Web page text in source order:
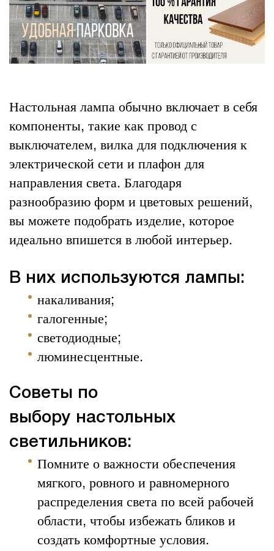
Настольная лампа обычно включает в себя
компоненты, такие как провод с
выключателем, вилка для подключения к
электрической сети и плафон для
направления света. Благодаря
разнообразию форм и цветовых решений,
вы можете подобрать изделие, которое
идеально впишется в любой интерьер.
В них используются лампы:
накаливания;
галогенные;
светодиодные;
люминесцентные.
Советы по
выбору настольных
светильников:
Помните о важности обеспечения
мягкого, ровного и равномерного
распределения света по всей рабочей
области, чтобы избежать бликов и
создать комфортные условия.